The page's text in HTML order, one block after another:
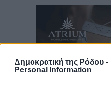
Δημοκρατική της Ρόδου -
Personal Information